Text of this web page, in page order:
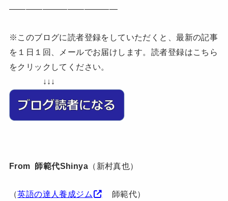
—————————————
※このブログに読者登録をしていただくと、最新の記事
を１日１回、メールでお届けします。読者登録はこちら
をクリックしてください。
↓↓↓
From 師範代Shinya （新村真也）
（英語の達人養成ジム 師範代）